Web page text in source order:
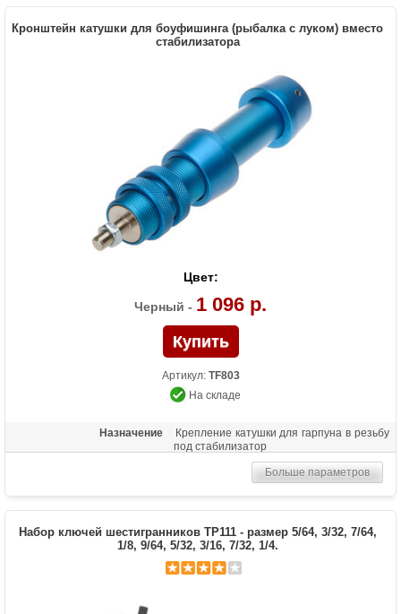
Кронштейн катушки для боуфишинга (рыбалка с луком) вместо
стабилизатора
Цвет:
Черный - 1 096 р.
Артикул: TF803
На складе
Назначение
Крепление катушки для гарпуна в резьбу
под стабилизатор
Больше параметров
Набор ключей шестигранников TP111 - размер 5/64, 3/32, 7/64,
1/8, 9/64, 5/32, 3/16, 7/32, 1/4.